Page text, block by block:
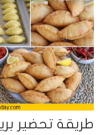
طريقة تحضير